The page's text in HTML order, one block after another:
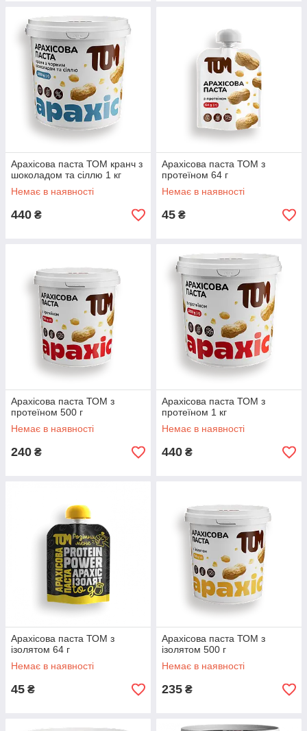
Арахісова паста ТОМ кранч з
шоколадом та сіллю 1 кг
Немає в наявності
440 ₴
Арахісова паста ТОМ з
протеїном 64 г
Немає в наявності
45 ₴
Арахісова паста ТОМ з
протеїном 500 г
Немає в наявності
240 ₴
Арахісова паста ТОМ з
протеїном 1 кг
Немає в наявності
440 ₴
Арахісова паста ТОМ з
ізолятом 64 г
Немає в наявності
45 ₴
Арахісова паста ТОМ з
ізолятом 500 г
Немає в наявності
235 ₴